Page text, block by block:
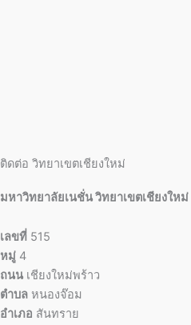
ติดต่อ วิทยาเขตเชียงใหม่
มหาวิทยาลัยเนชั่น วิทยาเขตเชียงใหม่
เลขที่ 515
หมู่ 4
ถนน เชียงใหม่พร้าว
ตำบล หนองจ๊อม
อำเภอ สันทราย